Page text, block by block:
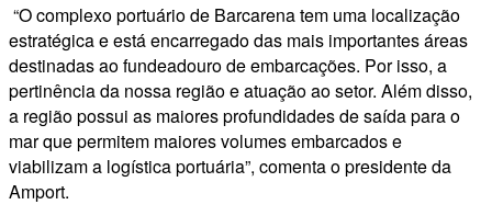
“O complexo portuário de Barcarena tem uma localização
estratégica e está encarregado das mais importantes áreas
destinadas ao fundeadouro de embarcações. Por isso, a
pertinência da nossa região e atuação ao setor. Além disso,
a região possui as maiores profundidades de saída para o
mar que permitem maiores volumes embarcados e
viabilizam a logística portuária”, comenta o presidente da
Amport.